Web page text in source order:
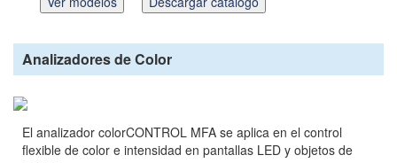
Analizadores de Color
El analizador colorCONTROL MFA se aplica en el control
flexible de color e intensidad en pantallas LED y objetos de